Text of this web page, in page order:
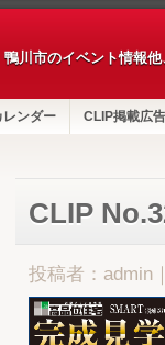
川市のイベント情報
レンダー CLIP掲載広告
CLIP
投稿者：admin